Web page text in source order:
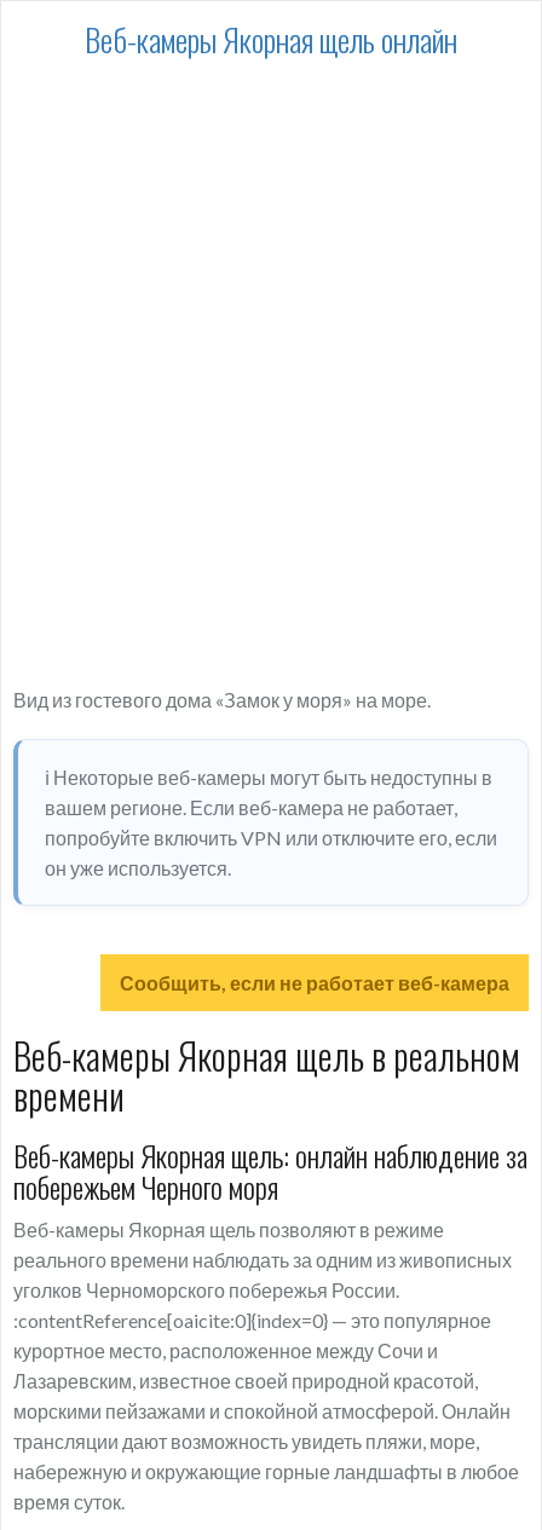
Веб-камеры Якорная щель онлайн
Вид из гостевого дома «Замок у моря» на море.
ℹ️ Некоторые веб-камеры могут быть недоступны в
вашем регионе. Если веб-камера не работает,
попробуйте включить VPN или отключите его, если
он уже используется.
Сообщить, если не работает веб-камера
Веб-камеры Якорная щель в реальном
времени
Веб-камеры Якорная щель: онлайн наблюдение за
побережьем Черного моря
Веб-камеры Якорная щель позволяют в режиме
реального времени наблюдать за одним из живописных
уголков Черноморского побережья России.
:contentReference[oaicite:0]{index=0} — это популярное
курортное место, расположенное между Сочи и
Лазаревским, известное своей природной красотой,
морскими пейзажами и спокойной атмосферой. Онлайн
трансляции дают возможность увидеть пляжи, море,
набережную и окружающие горные ландшафты в любое
время суток.